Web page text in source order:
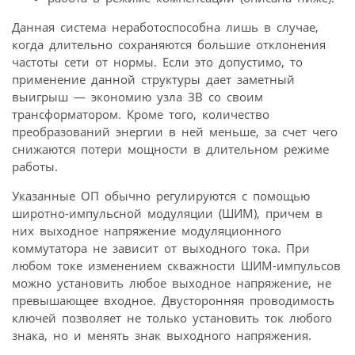
Данная система неработоспособна лишь в случае,
когда длительно сохраняются большие отклонения
частоты сети от нормы. Если это допустимо, то
применение данной структуры дает заметный
выигрыш — экономию узла ЗВ со своим
трансформатором. Кроме того, количество
преобразований энергии в ней меньше, за счет чего
снижаются потери мощности в длительном режиме
работы.
Указанные ОП обычно регулируются с помощью
широтно-импульсной модуляции (ШИМ), причем в
них выходное напряжение модуляционного
коммутатора не зависит от выходного тока. При
любом токе изменением скважности ШИМ-импульсов
можно установить любое выходное напряжение, не
превышающее входное. Двусторонняя проводимость
ключей позволяет не только установить ток любого
знака, но и менять знак выходного напряжения.